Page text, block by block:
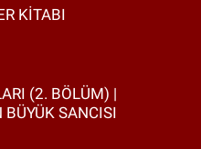
KİTABI
(2. BÖLÜM) |
SANCISI